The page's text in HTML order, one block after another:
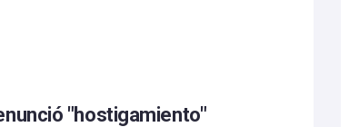
"hostigamiento"